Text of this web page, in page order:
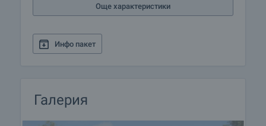
Още характеристики
Инфо пакет
Галерия